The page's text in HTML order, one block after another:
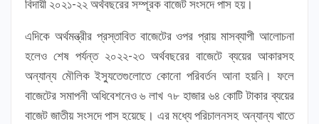
বিদায়ী ২০২১-২২ অর্থবছরের সম্পূরক বাজেট সংসদে পাস হয়।
এদিকে অর্থমন্ত্রীর প্রস্তাবিত বাজেটের ওপর প্রায় মাসব্যাপী আলোচনা
হলেও শেষ পর্যন্ত ২০২২-২৩ অর্থবছরের বাজেটে ব্যয়ের আকারসহ
অন্যান্য মৌলিক ইস্যুতেগুলোতে কোনো পরিবর্তন আনা হয়নি। ফলে
বাজেটের সমাপনী অধিবেশনেও ৬ লাখ ৭৮ হাজার ৬৪ কোটি টাকার ব্যয়ের
বাজেট জাতীয় সংসদে পাস হয়েছে। এর মধ্যে পরিচালনসহ অন্যান্য খাতে